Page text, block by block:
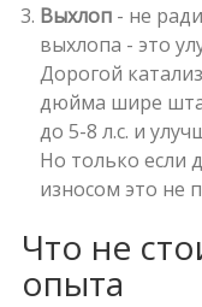
Выхлоп- не
выхлопа - это
Дорогой
дюйма шире
до 5-8 л.с. и
Но только если
износом это не
Что не
опыта